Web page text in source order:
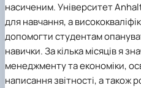
насиченим. Університет
для навчання, а
допомогти студентам
навички. За кілька місяців я
менеджменту та економіки,
написання звітності, а також